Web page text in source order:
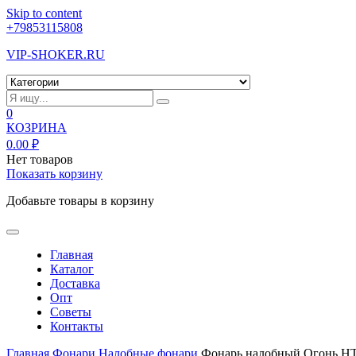
Skip to content
+79853115808
VIP-SHOKER.RU
0
КОЗРИНА
0.00 ₽
Нет товаров
Показать корзину
Добавьте товары в корзину
Главная
Каталог
Доставка
Опт
Советы
Контакты
Главная Фонари Налобные фонари Фонарь налобный Огонь